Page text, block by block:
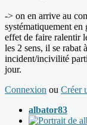
-> on en arrive au
systématiquement
effet de faire ralentir
les 2 sens, il se rabat
incident/incivilité
jour.
Connexion ou Créer
albator83